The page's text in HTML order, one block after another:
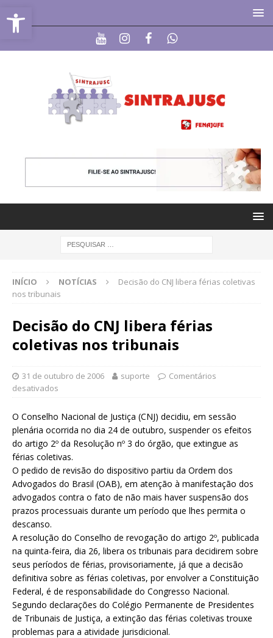
Abrir a barra de ferramentas
INÍCIO NOTÍCIAS
Decisão do CNJ libera férias coletivas
nos tribunais
Decisão do CNJ libera férias
coletivas nos tribunais
31 de outubro de 2006 suporte
Comentários
desativados
O Conselho Nacional de Justiça (CNJ) decidiu, em sessão
plenária ocorrida no dia 24 de outubro, suspender os efeitos
do artigo 2º da Resolução nº 3 do órgão, que extingue as
férias coletivas.
O pedido de revisão do dispositivo partiu da Ordem dos
Advogados do Brasil (OAB), em atenção à manifestação dos
advogados contra o fato de não mais haver suspensão dos
prazos processuais durante um período que lhes permita o
descanso.
A resolução do Conselho de revogação do artigo 2º, publicada
na quinta-feira, dia 26, libera os tribunais para decidirem sobre
seus períodos de férias, provisoriamente, já que a decisão
definitiva sobre as férias coletivas, por envolver a Constituição
Federal, é de responsabilidade do Congresso Nacional.
Segundo declarações do Colégio Permanente de Presidentes
de Tribunais de Justiça, a extinção das férias coletivas trouxe
problemas para a atividade jurisdicional.